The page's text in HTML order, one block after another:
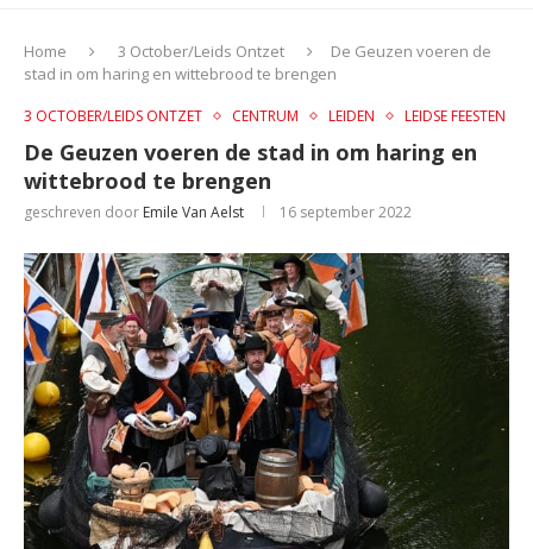
Home 3 October/Leids Ontzet
De Geuzen voeren de
stad in om haring en wittebrood te brengen
3 OCTOBER/LEIDS ONTZET CENTRUM LEIDEN LEIDSE FEESTEN
De Geuzen voeren de stad in om haring en
wittebrood te brengen
geschreven door Emile Van Aelst 16 september 2022